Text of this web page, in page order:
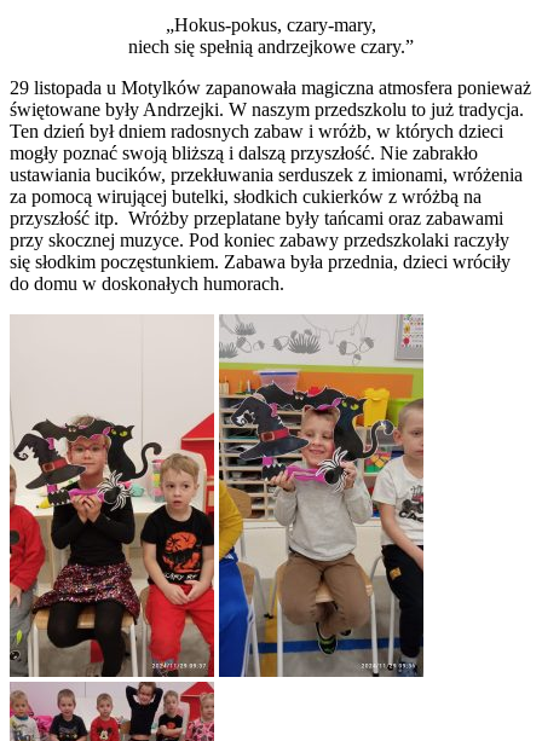
„Hokus-pokus, czary-mary,
niech się spełnią andrzejkowe czary.”
29 listopada u Motylków zapanowała magiczna atmosfera ponieważ
świętowane były Andrzejki. W naszym przedszkolu to już tradycja.
Ten dzień był dniem radosnych zabaw i wróżb, w których dzieci
mogły poznać swoją bliższą i dalszą przyszłość. Nie zabrakło
ustawiania bucików, przekłuwania serduszek z imionami, wróżenia
za pomocą wirującej butelki, słodkich cukierków z wróżbą na
przyszłość itp. Wróżby przeplatane były tańcami oraz zabawami
przy skocznej muzyce. Pod koniec zabawy przedszkolaki raczyły
się słodkim poczęstunkiem. Zabawa była przednia, dzieci wróciły
do domu w doskonałych humorach.